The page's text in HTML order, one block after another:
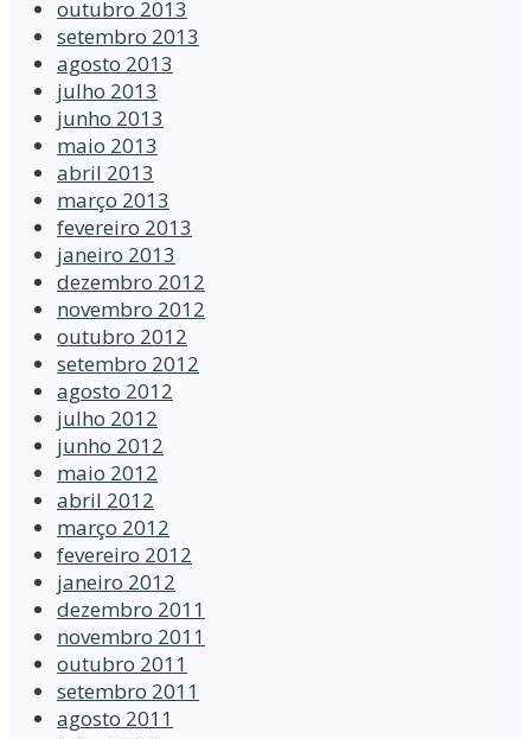
outubro 2013
setembro 2013
agosto 2013
julho 2013
junho 2013
maio 2013
abril 2013
março 2013
fevereiro 2013
janeiro 2013
dezembro 2012
novembro 2012
outubro 2012
setembro 2012
agosto 2012
julho 2012
junho 2012
maio 2012
abril 2012
março 2012
fevereiro 2012
janeiro 2012
dezembro 2011
novembro 2011
outubro 2011
setembro 2011
agosto 2011